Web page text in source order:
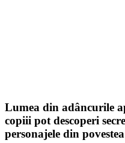
Lumea din adâncurile
copiii pot descoperi
personajele din